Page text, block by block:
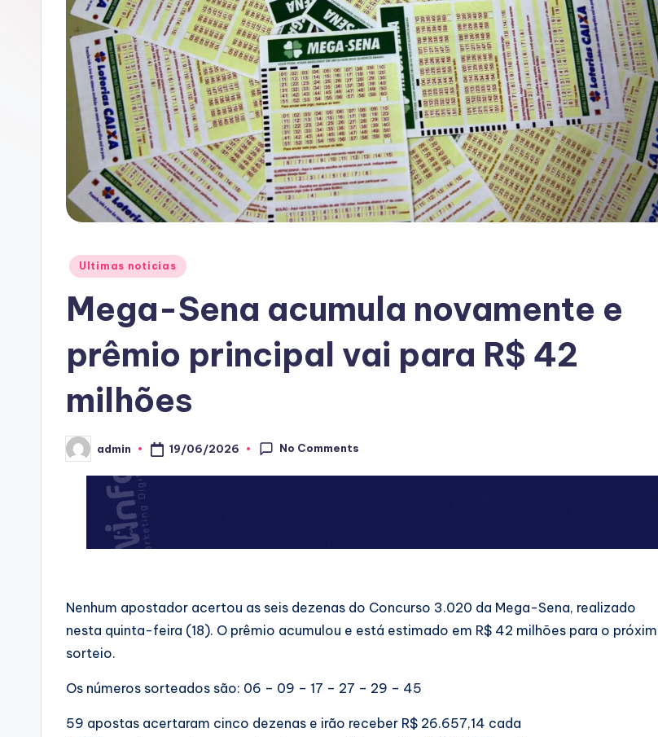
Posted
Ultimas noticias
Mega-Sena acumula novamente e
prêmio principal vai para R$ 42
milhões
Posted
by
admin 19/06/2026 No Comments
Nenhum apostador acertou as seis dezenas do Concurso 3.020 da Mega-Sena, realizado
nesta quinta-feira (18). O prêmio acumulou e está estimado em R$ 42 milhões para o
sorteio.
Os números sorteados são: 06 – 09 – 17 – 27 – 29 – 45
59 apostas acertaram cinco dezenas e irão receber R$ 26.657,14 cada